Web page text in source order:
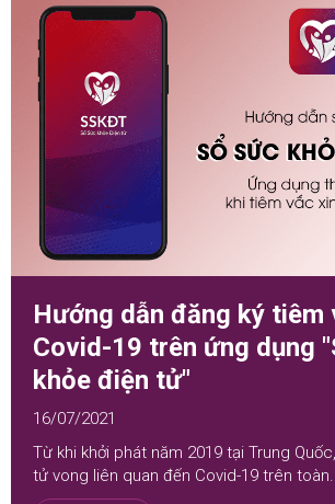
Hướng dẫn đăng ký tiêm
Covid-19 trên ứng dụng
khỏe điện tử"
16/07/2021
Từ khi khởi phát năm 2019 tại Trung
tử vong liên quan đến Covid-19 trên toàn...